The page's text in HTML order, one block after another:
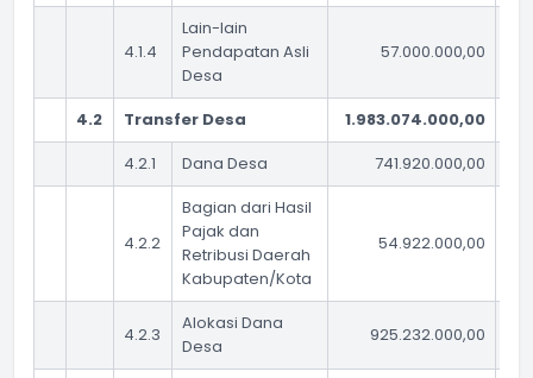
4.1.4
Lain-lain
Pendapatan Asli
Desa
57.000.000,00
4.2 Transfer Desa
1.983.074.000,00
4.2.1
Dana Desa 741.920.000,00
4.2.2
Bagian dari Hasil
Pajak dan
Retribusi Daerah
Kabupaten/Kota
54.922.000,00
4.2.3
Alokasi Dana
Desa
925.232.000,00